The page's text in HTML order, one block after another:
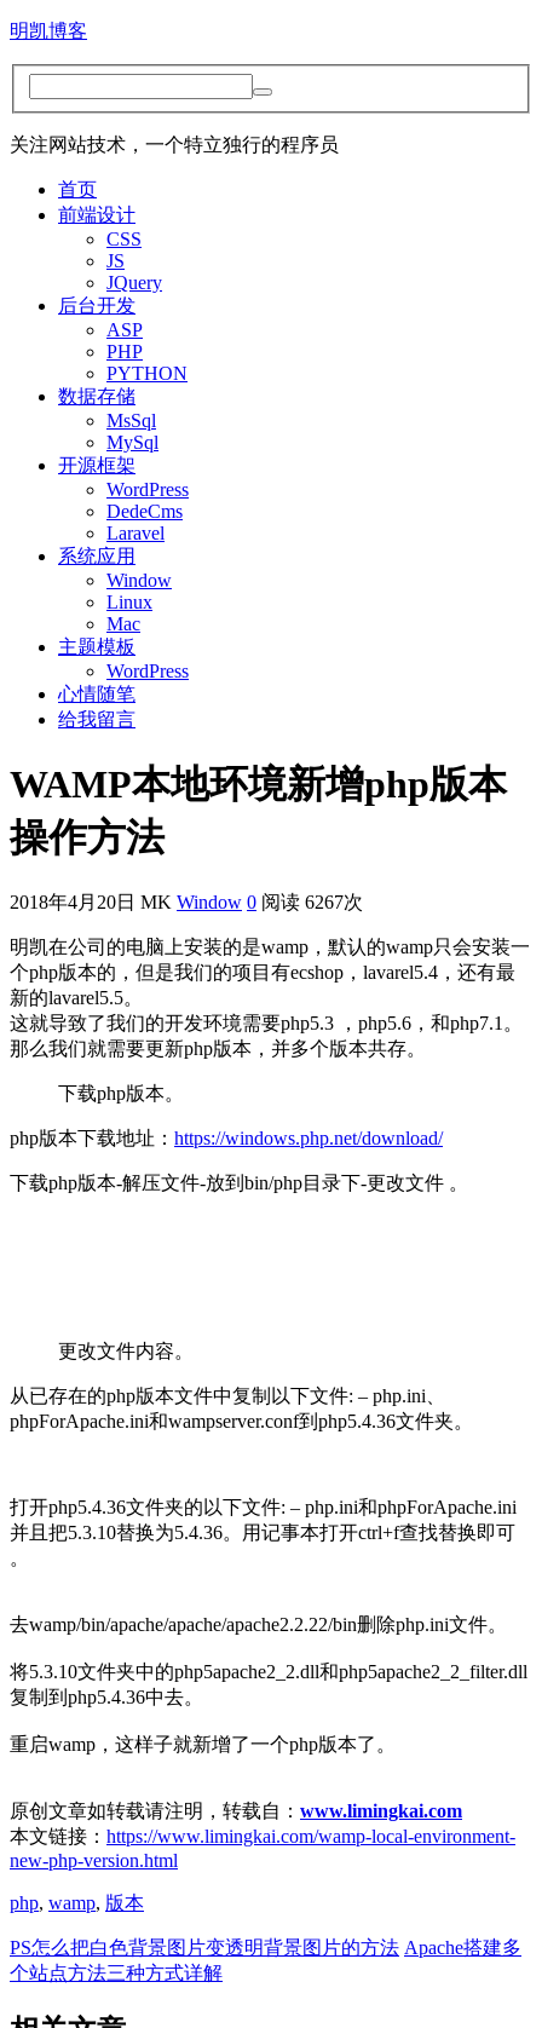
明凯博客
关注网站技术，一个特立独行的程序员
首页
前端设计
CSS
JS
JQuery
后台开发
ASP
PHP
PYTHON
数据存储
MsSql
MySql
开源框架
WordPress
DedeCms
Laravel
系统应用
Window
Linux
Mac
主题模板
WordPress
心情随笔
给我留言
WAMP本地环境新增php版本
操作方法
2018年4月20日 MK Window 0 阅读 6267次
明凯在公司的电脑上安装的是wamp，默认的wamp只会安装一
个php版本的，但是我们的项目有ecshop，lavarel5.4，还有最
新的lavarel5.5。
这就导致了我们的开发环境需要php5.3 ，php5.6，和php7.1。
那么我们就需要更新php版本，并多个版本共存。
下载php版本。
php版本下载地址： https://windows.php.net/download/
下载php版本-解压文件-放到bin/php目录下-更改文件 。
更改文件内容。
从已存在的php版本文件中复制以下文件: – php.ini、
phpForApache.ini和wampserver.conf到php5.4.36文件夹。
打开php5.4.36文件夹的以下文件: – php.ini和phpForApache.ini
并且把5.3.10替换为5.4.36。用记事本打开ctrl+f查找替换即可
。
去wamp/bin/apache/apache/apache2.2.22/bin删除php.ini文件。
将5.3.10文件夹中的php5apache2_2.dll和php5apache2_2_filter.dll
复制到php5.4.36中去。
重启wamp，这样子就新增了一个php版本了。
原创文章如转载请注明，转载自： www.limingkai.com
本文链接： https://www.limingkai.com/wamp-local-environment-
new-php-version.html
php, wamp, 版本
PS怎么把白色背景图片变透明背景图片的方法 Apache搭建多
个站点方法三种方式详解